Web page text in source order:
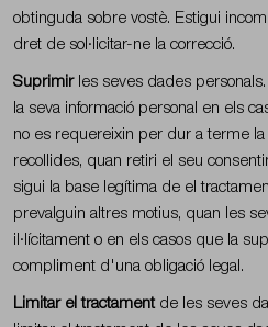
obtinguda sobre vostè. Estigui
dret de sol·licitar-ne la correcció.
Suprimirles seves dades personals.
la seva informació personal en els
no es requereixin per dur a terme
recollides, quan retiri el seu
sigui la base legítima de el
prevalguin altres motius, quan les
il·lícitament o en els casos que la
compliment d'una obligació legal.
Limitar el tractamentde les seves